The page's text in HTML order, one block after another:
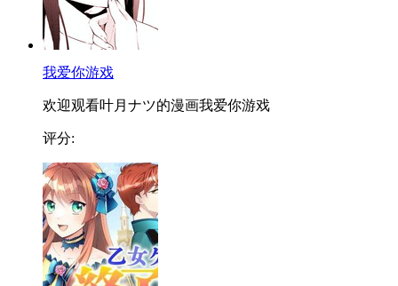
我爱你游戏
欢迎观看叶月ナツ的漫画我爱你游戏
评分: